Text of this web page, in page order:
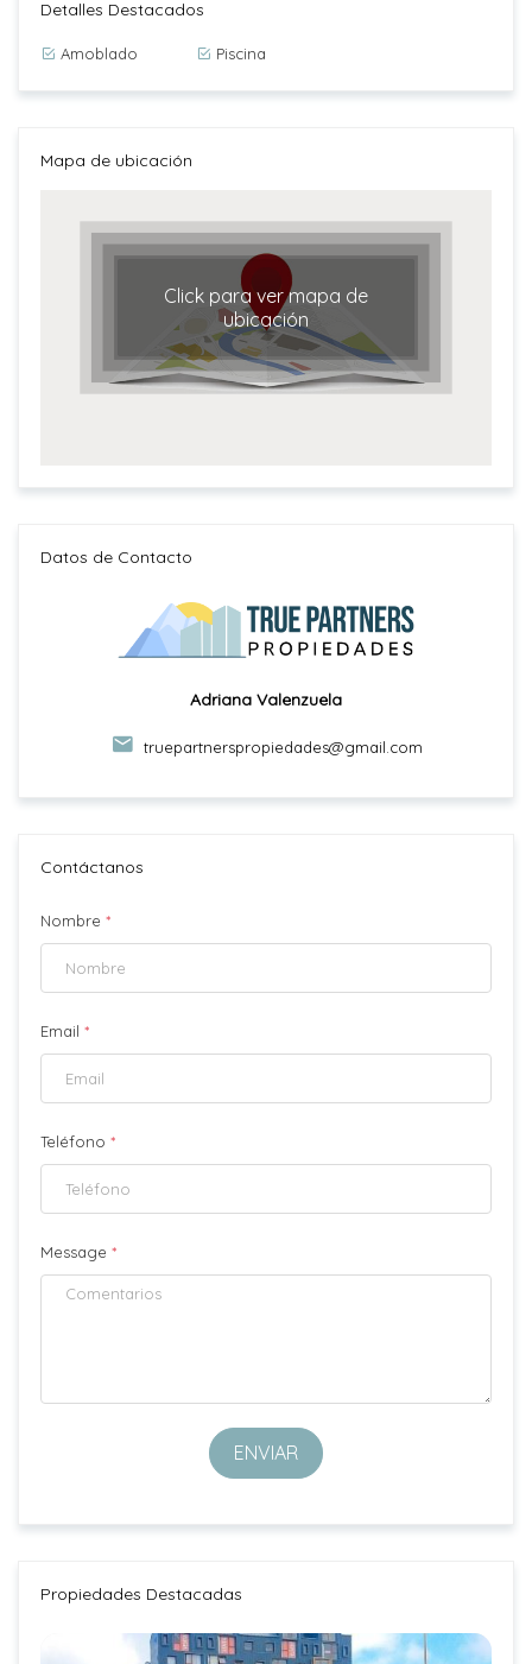
Detalles Destacados
Amoblado Piscina
Mapa de ubicación
Click para ver mapa de
ubicación
Datos de Contacto
Adriana Valenzuela
truepartnerspropiedades@gmail.com
Contáctanos
Nombre *
Email *
Teléfono *
Message *
ENVIAR
Propiedades Destacadas